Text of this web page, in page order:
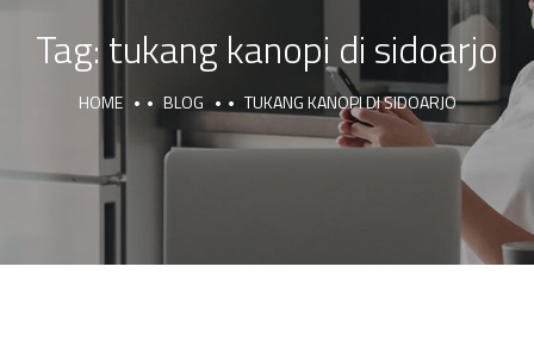
Tag: tukang kanopi di sidoarjo
HOME BLOG TUKANG KANOPI DI SIDOARJO